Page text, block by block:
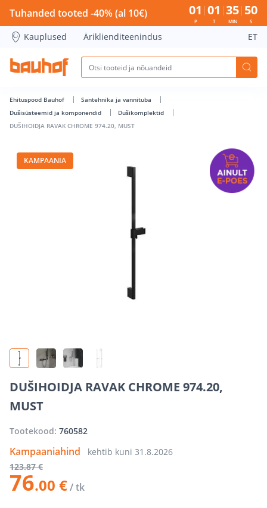
DUŠIHOIDJA RAVAK CHROME 974.20, MUST - Bauhof has
Tuhanded tooted -40% (al 10€) 01
P
01
T
35
MIN
50
S
Kauplused Äriklienditeenindus ET
Ehituspood Bauhof
Santehnika ja vannituba
Dušisüsteemid ja komponendid
Dušikomplektid
DUŠIHOIDJA RAVAK CHROME 974.20, MUST
KAMPAANIA
DUŠIHOIDJA RAVAK CHROME 974.20,
MUST
Tootekood: 760582
Kampaaniahind kehtib kuni 31.8.2026
123.87 €
76.00 €/ tk